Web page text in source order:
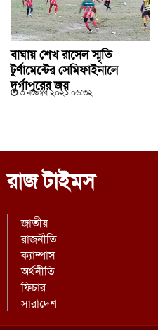
বাঘায় শেখ রাসেল স্মৃতি
টুর্ণামেন্টের সেমিফাইনালে
দুর্গাপুরের জয়
৩ নভেম্বর ২০২১ ০৬:৩২
রাজ টাইমস
জাতীয়
রাজনীতি
ক্যাম্পাস
অর্থনীতি
ফিচার
সারাদেশ